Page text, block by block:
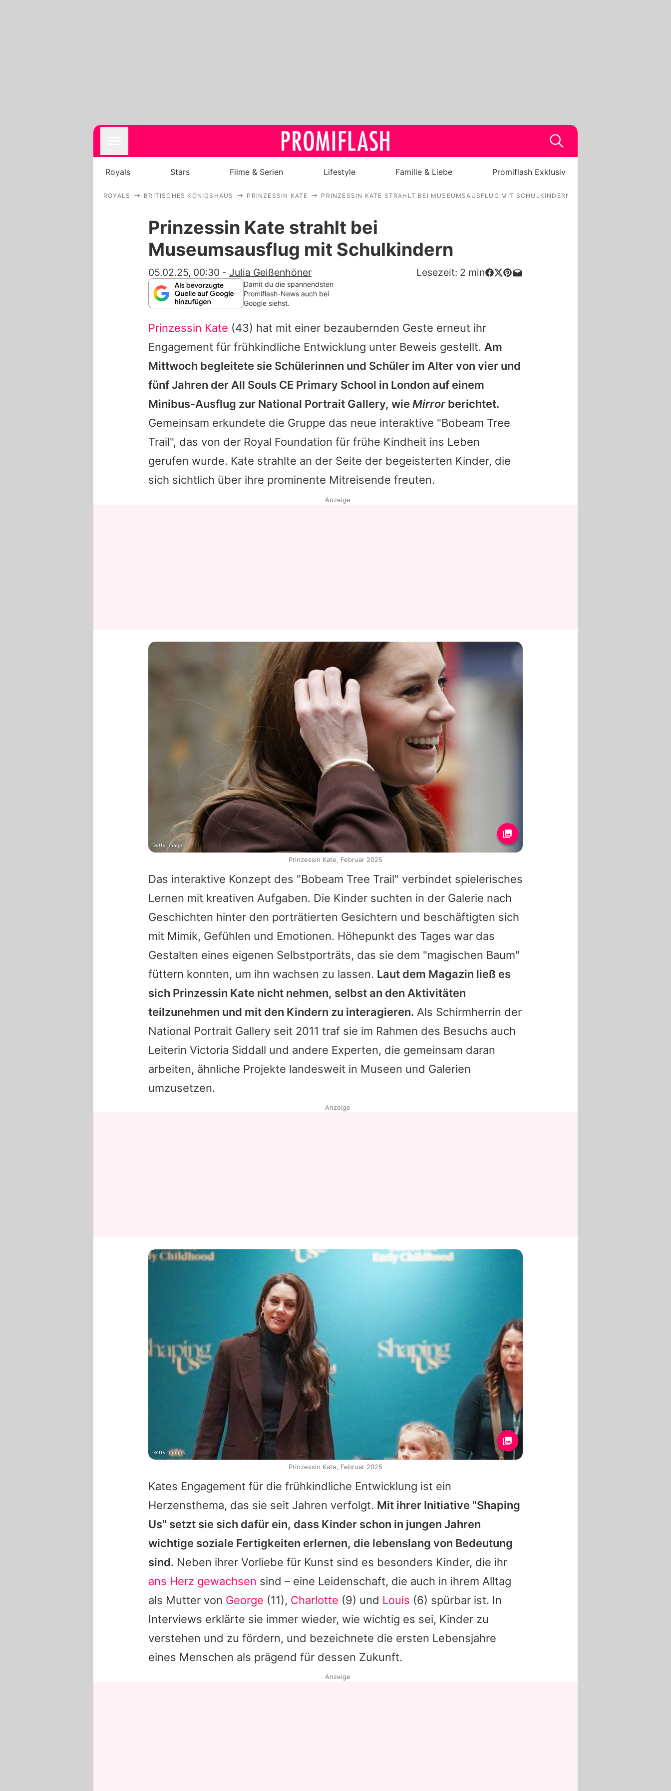
Royals
Stars
Filme & Serien
Familie & Liebe
App runterladen
Team
Redaktionelle Richtlinien
Impressum
Datenschutzerklärung
Nutzungsbedingungen
Royals Stars Filme & Serien Lifestyle Familie & Liebe Promiflash Exklusiv
ROYALS BRITISCHES KÖNIGSHAUS PRINZESSIN KATE PRINZESSIN KATE STRAHLT BEI MUSEUMSAUSFLUG MIT SCHULKINDERN
Prinzessin Kate strahlt bei
Museumsausflug mit Schulkindern
05.02.25, 00:30 - Julia Geißenhöner Lesezeit: 2 min
Damit du die spannendsten
Promiflash-News auch bei
Google siehst.
Prinzessin Kate (43) hat mit einer bezaubernden Geste erneut ihr
Engagement für frühkindliche Entwicklung unter Beweis gestellt. Am
Mittwoch begleitete sie Schülerinnen und Schüler im Alter von vier und
fünf Jahren der All Souls CE Primary School in London auf einem
Minibus-Ausflug zur National Portrait Gallery, wie Mirrorberichtet.
Gemeinsam erkundete die Gruppe das neue interaktive "Bobeam Tree
Trail", das von der Royal Foundation für frühe Kindheit ins Leben
gerufen wurde. Kate strahlte an der Seite der begeisterten Kinder, die
sich sichtlich über ihre prominente Mitreisende freuten.
Das interaktive Konzept des "Bobeam Tree Trail" verbindet spielerisches
Lernen mit kreativen Aufgaben. Die Kinder suchten in der Galerie nach
Geschichten hinter den porträtierten Gesichtern und beschäftigten sich
mit Mimik, Gefühlen und Emotionen. Höhepunkt des Tages war das
Gestalten eines eigenen Selbstporträts, das sie dem "magischen Baum"
füttern konnten, um ihn wachsen zu lassen. Laut dem Magazin ließ es
sich Prinzessin Kate nicht nehmen, selbst an den Aktivitäten
teilzunehmen und mit den Kindern zu interagieren. Als Schirmherrin der
National Portrait Gallery seit 2011 traf sie im Rahmen des Besuchs auch
Leiterin Victoria Siddall und andere Experten, die gemeinsam daran
arbeiten, ähnliche Projekte landesweit in Museen und Galerien
umzusetzen.
Kates Engagement für die frühkindliche Entwicklung ist ein
Herzensthema, das sie seit Jahren verfolgt. Mit ihrer Initiative "Shaping
Us" setzt sie sich dafür ein, dass Kinder schon in jungen Jahren
wichtige soziale Fertigkeiten erlernen, die lebenslang von Bedeutung
sind. Neben ihrer Vorliebe für Kunst sind es besonders Kinder, die ihr
ans Herz gewachsen sind – eine Leidenschaft, die auch in ihrem Alltag
als Mutter von George (11), Charlotte (9) und Louis (6) spürbar ist. In
Interviews erklärte sie immer wieder, wie wichtig es sei, Kinder zu
verstehen und zu fördern, und bezeichnete die ersten Lebensjahre
eines Menschen als prägend für dessen Zukunft.
Anzeige
Getty Images
Prinzessin Kate, Februar 2025
Anzeige
Getty Images
Prinzessin Kate, Februar 2025
Anzeige